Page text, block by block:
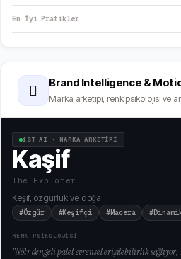
En İyi Pratikler
🫆 Brand Intelligence &
Marka arketipi, renk psikolojisi ve
1ST AI · MARKA ARKETİPİ
Kaşif
The Explorer
Keşif, özgürlük ve doğa
#Özgür #Keşifçi #Macera
RENK PSİKOLOJİSİ
"Nötr dengeli palet evrensel erişilebilirlik